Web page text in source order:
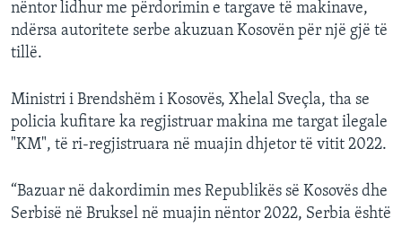
nëntor lidhur me përdorimin e targave të makinave,
ndërsa autoritete serbe akuzuan Kosovën për një gjë të
tillë.
Ministri i Brendshëm i Kosovës, Xhelal Sveçla, tha se
policia kufitare ka regjistruar makina me targat ilegale
"KM", të ri-regjistruara në muajin dhjetor të vitit 2022.
“Bazuar në dakordimin mes Republikës së Kosovës dhe
Serbisë në Bruksel në muajin nëntor 2022, Serbia është